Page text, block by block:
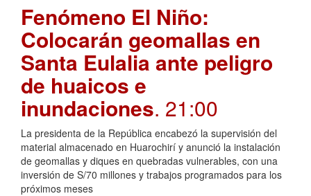
Fenómeno El Niño:
Colocarán geomallas en
Santa Eulalia ante peligro
de huaicos e
inundaciones. 21:00
La presidenta de la República encabezó la supervisión del
material almacenado en Huarochirí y anunció la instalación
de geomallas y diques en quebradas vulnerables, con una
inversión de S/70 millones y trabajos programados para los
próximos meses